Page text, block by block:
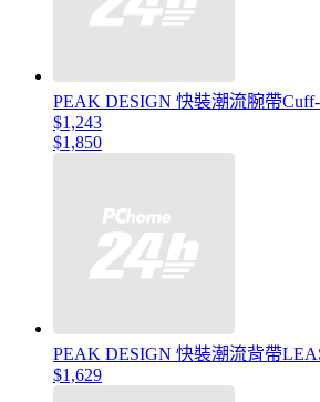
PEAK DESIGN 快裝潮流腕帶
$1,243
$1,850
PEAK DESIGN 快裝潮流背帶
$1,629